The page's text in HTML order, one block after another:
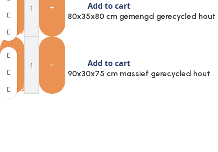
+ Add to cart
Provira Wandtafel 80x35x80 cm gemengd gerecycled hout
206.77
+ Add to cart
Provira Wandtafel 90x30x75 cm massief gerecycled hout
127.39